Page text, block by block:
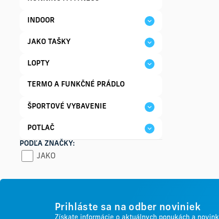
INDOOR
JAKO TAŠKY
LOPTY
TERMO A FUNKČNÉ PRÁDLO
ŠPORTOVÉ VYBAVENIE
POTLAČ
PODĽA ZNAČKY:
JAKO
Prihláste sa na odber noviniek